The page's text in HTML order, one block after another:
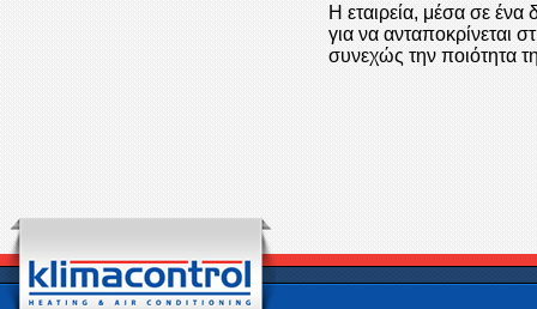
Η εταιρεία, μέσα σε
για να ανταποκρίνεται
συνεχώς την ποιότητα